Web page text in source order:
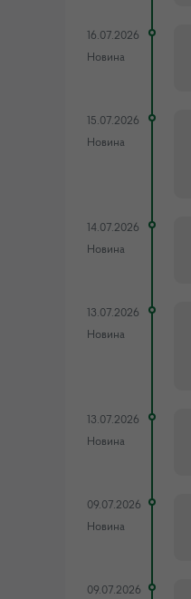
16.07.2026
Новина
15.07.2026
Новина
14.07.2026
Новина
13.07.2026
Новина
13.07.2026
Новина
09.07.2026
Новина
09.07.2026